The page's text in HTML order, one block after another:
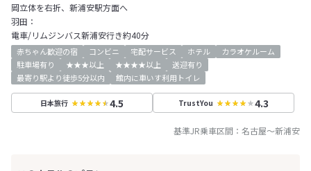
岡立体を右折、新浦安駅方面へ
羽田：
電車/リムジンバス新浦安行き約40分
赤ちゃん歓迎の宿 コンビニ 宅配サービス ホテル
カラオケルーム
駐車場有り
★★★以上 ★★★★以上
送迎有り
最寄り駅より徒歩5分以内
館内に車いす利用トイレ
日本旅行 4.5 TrustYou 4.3
基準JR乗車区間： 名古屋～新浦安